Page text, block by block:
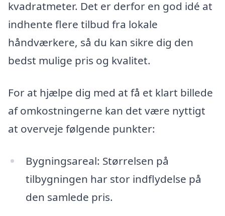
kvadratmeter. Det er derfor en god idé at
indhente flere tilbud fra lokale
håndværkere, så du kan sikre dig den
bedst mulige pris og kvalitet.
For at hjælpe dig med at få et klart billede
af omkostningerne kan det være nyttigt
at overveje følgende punkter:
Bygningsareal: Størrelsen på
tilbygningen har stor indflydelse på
den samlede pris.